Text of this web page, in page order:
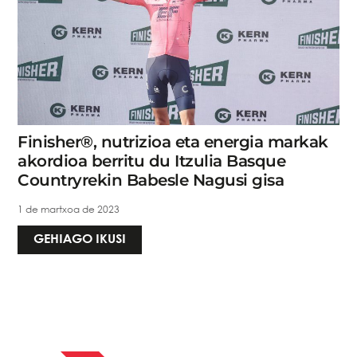
Finisher®, nutrizioa eta energia markak
akordioa berritu du Itzulia Basque
Countryrekin Babesle Nagusi gisa
1 de martxoa de 2023
GEHIAGO IKUSI